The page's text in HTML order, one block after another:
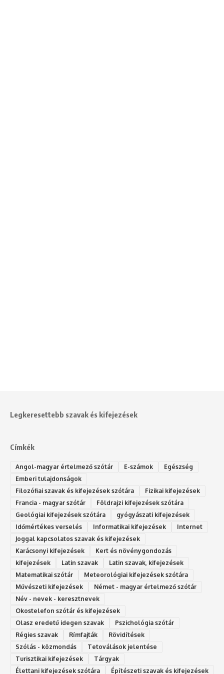
Legkeresettebb szavak és kifejezések
Címkék
Angol-magyar értelmező szótár E-számok
Egészség
Emberi tulajdonságok
Filozófiai szavak és kifejezések szótára
Fizikai kifejezések
Francia - magyar szótár
Földrajzi kifejezések szótára
Geológiai kifejezések szótára
gyógyászati kifejezések
Időmértékes verselés
Informatikai kifejezések
Internet
Joggal kapcsolatos szavak és kifejezések
Karácsonyi kifejezések
Kert és növénygondozás
kifejezések
Latin szavak
Latin szavak, kifejezések
Matematikai szótár
Meteorológiai kifejezések szótára
Művészeti kifejezések
Német - magyar értelmező szótár
Név - nevek - keresztnevek
Okostelefon szótár és kifejezések
Olasz eredetű idegen szavak
Ps‮gólohciz‬ia s‮átóz‬r
Régies szavak
Rímfajták
Rövidítések
Szólás - közmondás
Tetoválások jelentése
Turisztikai kifejezések
Tárgyak
Élettani kifejezések szótára
Építészeti szavak és kifejezések